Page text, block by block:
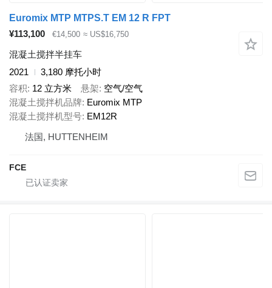
Euromix MTP MTPS.T EM 12 R FPT
¥113,100
€14,500 ≈ US$16,750
混凝土搅拌半挂车
2021
3,180 摩托小时
容积 12 立方米 悬架 空气/空气
混凝土搅拌机品牌 Euromix MTP
混凝土搅拌机型号 EM12R
法国, HUTTENHEIM
FCE